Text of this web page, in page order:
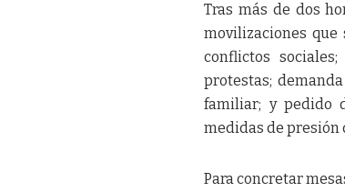
Tras más de dos
movilizaciones
conflictos
protestas;
familiar; y pedido
medidas de presión
Para concretar